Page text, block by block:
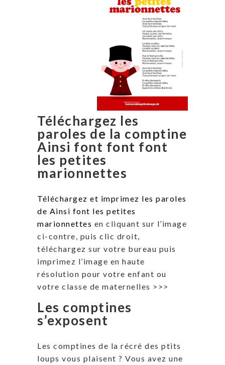
Téléchargez les
paroles de la comptine
Ainsi font font font
les petites
marionnettes
Téléchargez et imprimez les paroles
de Ainsi font les petites
marionnettes en cliquant sur l’image
ci-contre, puis clic droit,
téléchargez sur votre bureau puis
imprimez l’image en haute
résolution pour votre enfant ou
votre classe de maternelles >>>
Les comptines
s’exposent
Les comptines de la récré des ptits
loups vous plaisent ? Vous avez une